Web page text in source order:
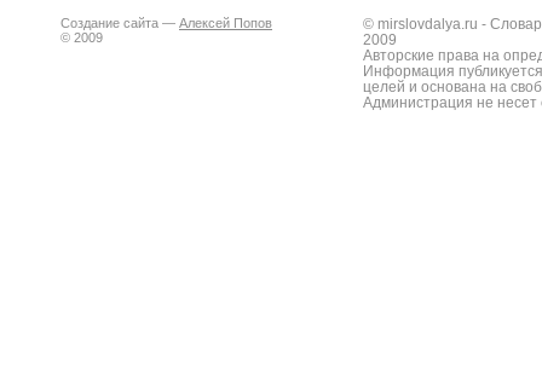
Создание сайта — Алексей Попов
© 2009
© mirslovdalya.ru -
2009
Авторские права на
Информация
целей и основана на
Администрация не несет